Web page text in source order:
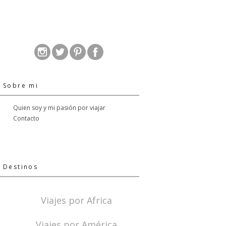
Sobre mi
Quien soy y mi pasión por viajar
Contacto
Destinos
Viajes por Africa